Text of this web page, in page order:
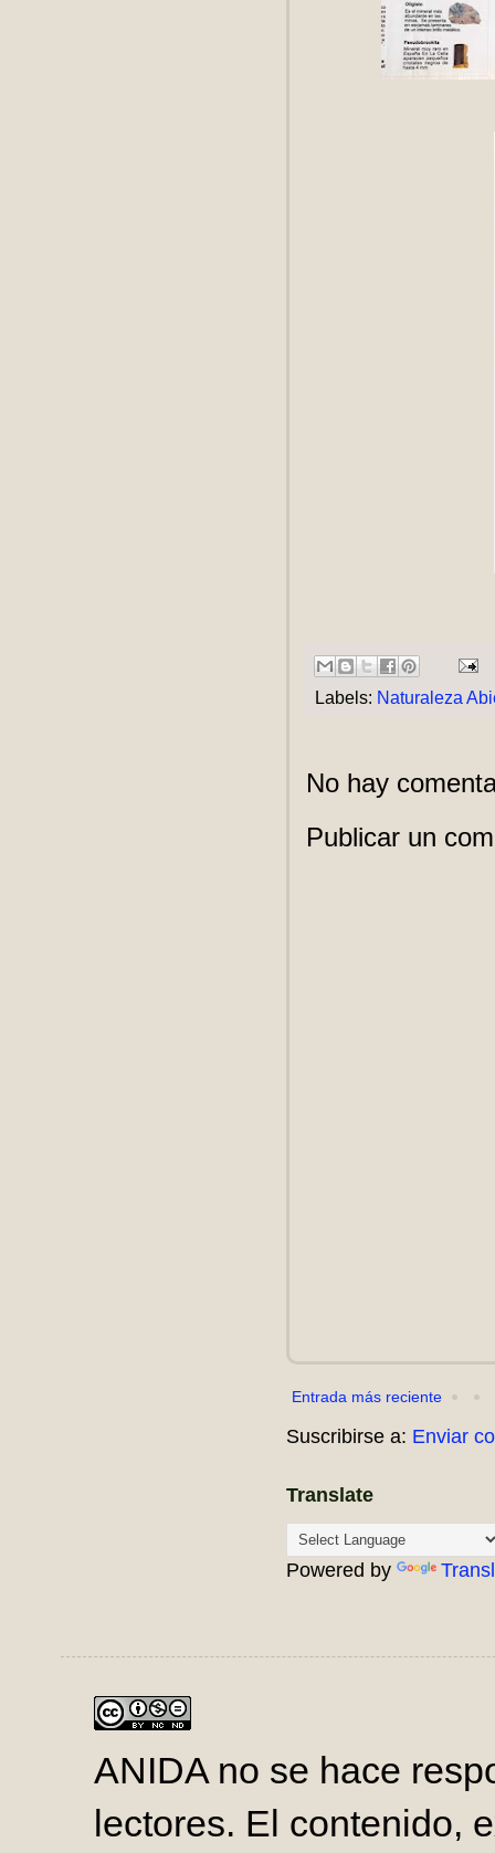
Labels: Naturaleza
No hay
Publicar un
Entrada más reciente
Suscribirse a: Enviar
Translate
Powered by
ANIDA no se hace
lectores. El contenido,